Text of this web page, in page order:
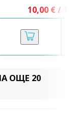
10,00 € /
ОЩЕ 20